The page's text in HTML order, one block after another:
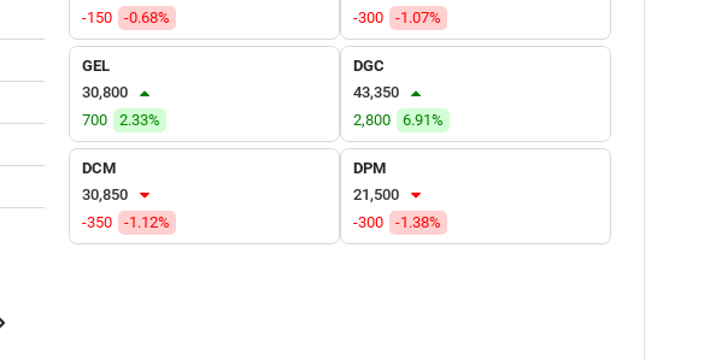
0.00 0.00
0.00
0.00 0.00
160 0.00 0.00 0.00 0.00
0.00
-150
-0.68%
-300
-1.07%
GEL
30,800
700
2.33%
DGC
43,350
2,800
6.91%
DCM
30,850
-350
-1.12%
DPM
21,500
-300
-1.38%